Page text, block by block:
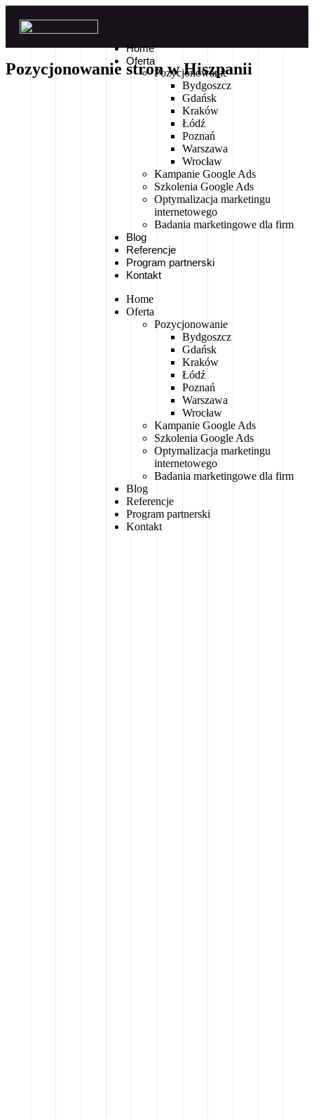
Home
Oferta
Pozycjonowanie
Bydgoszcz
Gdańsk
Kraków
Łódź
Poznań
Warszawa
Wrocław
Kampanie Google Ads
Szkolenia Google Ads
Optymalizacja marketingu
internetowego
Badania marketingowe dla firm
Blog
Referencje
Program partnerski
Kontakt
Home
Oferta
Pozycjonowanie
Bydgoszcz
Gdańsk
Kraków
Łódź
Poznań
Warszawa
Wrocław
Kampanie Google Ads
Szkolenia Google Ads
Optymalizacja marketingu
internetowego
Badania marketingowe dla firm
Blog
Referencje
Program partnerski
Kontakt
Pozycjonowanie stron w Hiszpanii